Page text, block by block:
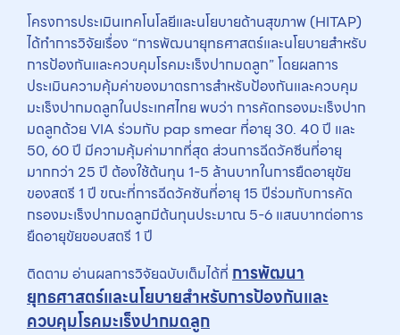
โครงการประเมินเทคโนโลยีและนโยบายด้านสุขภาพ (HITAP)
ได้ทำการวิจัยเรื่อง “การพัฒนายุทธศาสตร์และนโยบายสำหรับ
การป้องกันและควบคุมโรคมะเร็งปากมดลูก” โดยผลการ
ประเมินความคุ้มค่าของมาตรการสำหรับป้องกันและควบคุม
มะเร็งปากมดลูกในประเทศไทย พบว่า การคัดกรองมะเร็งปาก
มดลูกด้วย VIA ร่วมกับ pap smear ที่อายุ 30. 40 ปี และ
50, 60 ปี มีความคุ้มค่ามากที่สุด ส่วนการฉีดวัคซีนที่อายุ
มากกว่า 25 ปี ต้องใช้ต้นทุน 1-5 ล้านบาทในการยืดอายุขัย
ของสตรี 1 ปี ขณะที่การฉีดวัคซันที่อายุ 15 ปีร่วมกับการคัด
กรองมะเร็งปากมดลูกมีต้นทุนประมาณ 5-6 แสนบาทต่อการ
ยืดอายุขัยขอบสตรี 1 ปี
ติดตาม อ่านผลการวิจัยฉบับเต็มได้ที่ การพัฒนา
ยุทธศาสตร์และนโยบายสำหรับการป้องกันและ
ควบคุมโรคมะเร็งปากมดลูก